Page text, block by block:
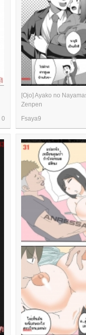
0
[Ojo] Ayako no
Zenpen
Fsaya9